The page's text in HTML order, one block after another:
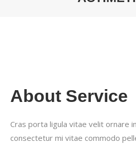
About Service
Cras porta ligula vitae velit ornare
consectetur mi vitae commodo